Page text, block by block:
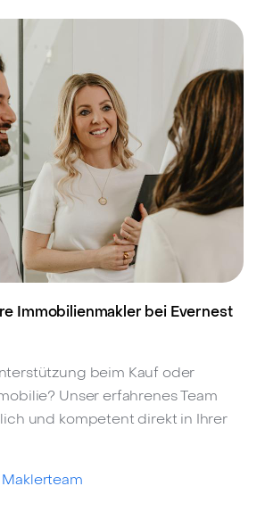
Immobilienmakler bei Evernest
beim Kauf oder
Unser erfahrenes Team
und kompetent direkt in Ihrer